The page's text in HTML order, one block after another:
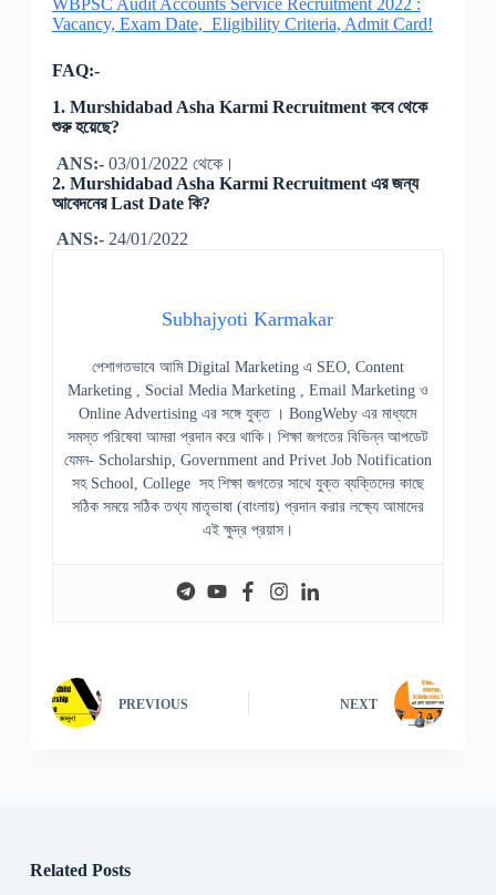
WBPSC Audit Accounts Service Recruitment 2022 :
Vacancy, Exam Date, Eligibility Criteria, Admit Card!
FAQ:-
1. Murshidabad Asha Karmi Recruitment কবে থেকে
শুরু হয়েছে?
ANS:-03/01/2022 থেকে।
2. Murshidabad Asha Karmi Recruitment এর জন্য
আবেদনের Last Date কি?
ANS:-24/01/2022
Subhajyoti Karmakar
পেশাগতভাবে আমি Digital Marketing এ SEO, Content
Marketing , Social Media Marketing , Email Marketing ও
Online Advertising এর সঙ্গে যুক্ত । BongWeby এর মাধ্যমে
সমস্ত পরিষেবা আমরা প্রদান করে থাকি। শিক্ষা জগতের বিভিন্ন আপডেট
যেমন- Scholarship, Government and Privet Job Notification
সহ School, College সহ শিক্ষা জগতের সাথে যুক্ত ব্যক্তিদের কাছে
সঠিক সময়ে সঠিক তথ্য মাতৃভাষা (বাংলায়) প্রদান করার লক্ষ্যে আমাদের
এই ক্ষুদ্র প্রয়াস।
PREVIOUS NEXT
Related Posts